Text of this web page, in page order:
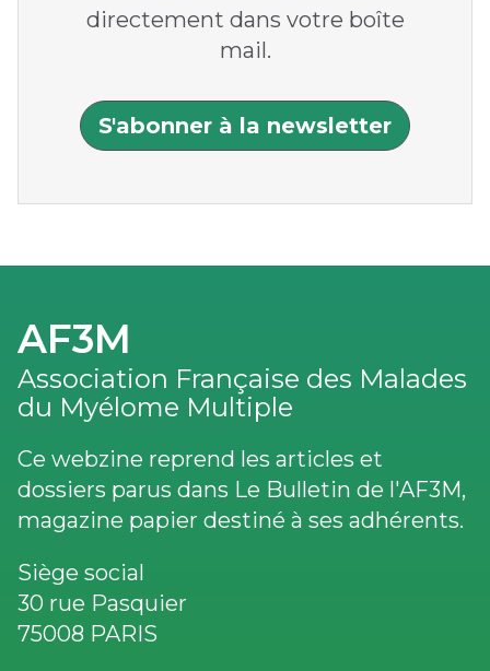
directement dans votre boîte
mail.
S'abonner à la newsletter
AF3M
Association Française des Malades
du Myélome Multiple
Ce webzine reprend les articles et
dossiers parus dans Le Bulletin de l'AF3M,
magazine papier destiné à ses adhérents.
Siège social
30 rue Pasquier
75008 PARIS